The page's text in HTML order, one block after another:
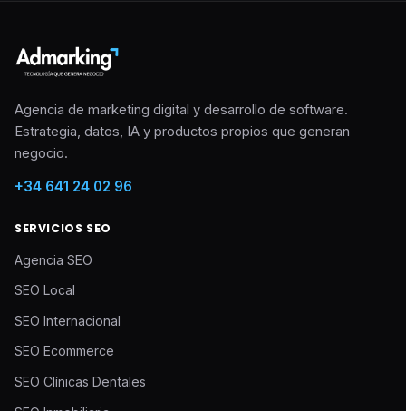
Agencia de marketing digital y desarrollo de software.
Estrategia, datos, IA y productos propios que generan
negocio.
+34 641 24 02 96
SERVICIOS SEO
Agencia SEO
SEO Local
SEO Internacional
SEO Ecommerce
SEO Clínicas Dentales